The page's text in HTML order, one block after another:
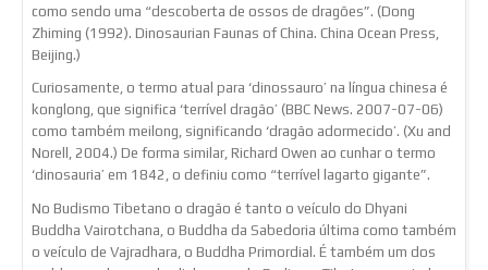
como sendo uma “descoberta de ossos de dragões”. (Dong
Zhiming (1992). Dinosaurian Faunas of China. China Ocean Press,
Beijing.)
Curiosamente, o termo atual para ‘dinossauro’ na língua chinesa é
konglong, que significa ‘terrível dragão’ (BBC News. 2007-07-06)
como também meilong, significando ‘dragão adormecido’. (Xu and
Norell, 2004.) De forma similar, Richard Owen ao cunhar o termo
‘dinosauria’ em 1842, o definiu como “terrível lagarto gigante”.
No Budismo Tibetano o dragão é tanto o veículo do Dhyani
Buddha Vairotchana, o Buddha da Sabedoria última como também
o veículo de Vajradhara, o Buddha Primordial. É também um dos